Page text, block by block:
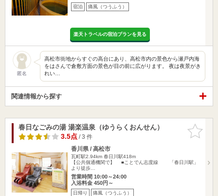
宿泊 痛風（つうふう）
楽天トラベルの宿泊プランを見る
匿名
高松市街地からすぐの高台にあり、高松市内の景色から瀬戸内海
をはさんで倉敷方面の景色が目の前に広がります。 夜は夜景がき
れい…
関連情報から探す
お気に入
りに追加
春日なごみの湯 湯楽温泉（ゆうらくおんせん）
3.5点/ 3 件
香川県 / 高松市
瓦町駅2.94km 春日川駅418m
【公共個通機関で】 ■ことでん志度線 「春日川駅」
より徒歩…
営業時間 10:00～24:00
入浴料金 450円～
日帰り 痛風（つうふう）